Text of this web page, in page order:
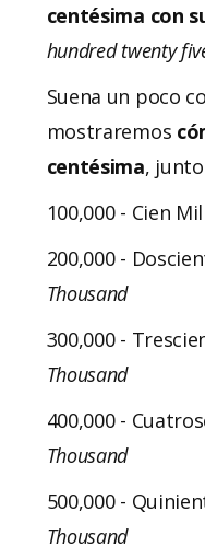
centésima con
hundred twenty
Suena un poco
mostraremos
centésima,
100,000 - Cien
200,000 -
Thousand
300,000 -
Thousand
400,000 -
Thousand
500,000 -
Thousand